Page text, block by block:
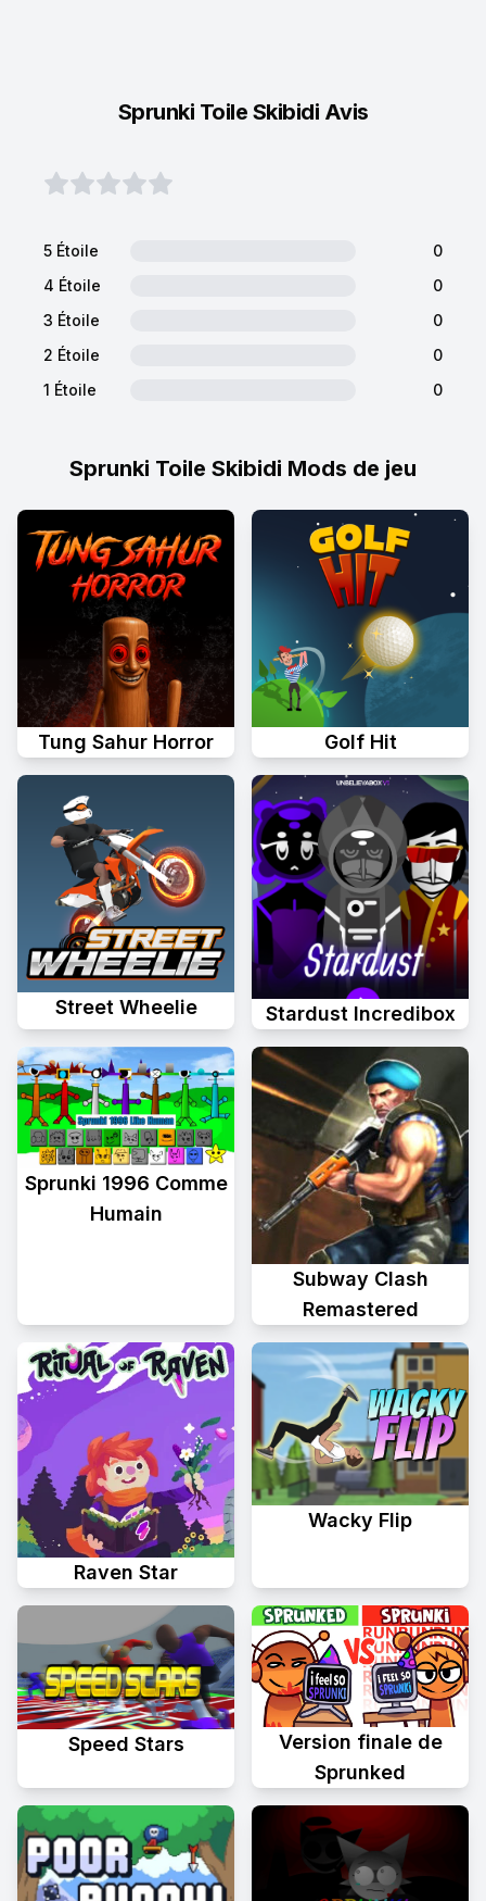
Sprunki Toile Skibidi Mods de jeu
Tung Sahur Horror Golf Hit
Street Wheelie Stardust Incredibox
Sprunki 1996 Comme
Humain
Subway Clash
Remastered
Raven Star
Wacky Flip
Speed Stars
Version finale de
Sprunked
Sprunki Toile Skibidi Avis
5 Étoile
0
4 Étoile
0
3 Étoile
0
2 Étoile
0
1 Étoile
0